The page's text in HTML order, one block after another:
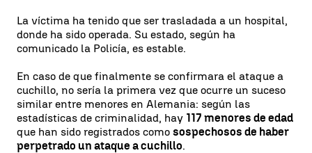
La víctima ha tenido que ser trasladada a un hospital,
donde ha sido operada. Su estado, según ha
comunicado la Policía, es estable.
En caso de que finalmente se confirmara el ataque a
cuchillo, no sería la primera vez que ocurre un suceso
similar entre menores en Alemania: según las
estadísticas de criminalidad, hay 117 menores de edad
que han sido registrados como sospechosos de haber
perpetrado un ataque a cuchillo.